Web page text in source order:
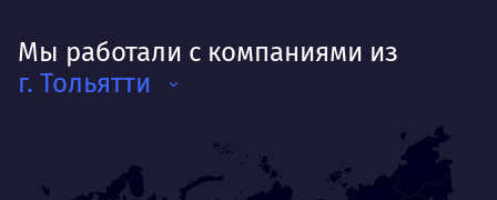
Деятельность
каждого в отдельности
Мы работали с компаниями из
г. Тольятти